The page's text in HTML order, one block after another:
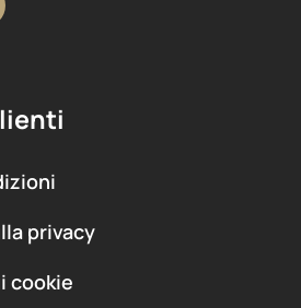
privacy
cookie